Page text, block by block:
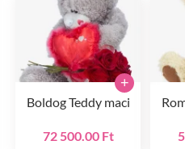
Boldog Teddy maci
72 500.00 Ft
+